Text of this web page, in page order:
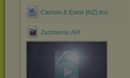
Carlisle & Esme [NZ].doc
Zaćmienie.AVI